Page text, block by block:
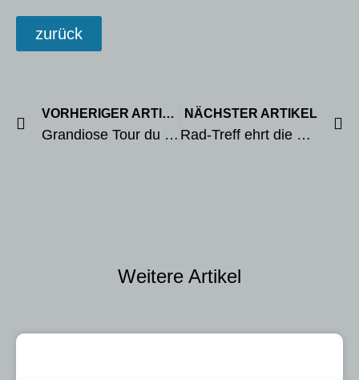
zurück
VORHERIGER ARTIKEL
Grandiose Tour du Mont Blanc, 14.-21.07.2019
NÄCHSTER ARTIKEL
Rad-Treff ehrt die Vereinsmeister 2019
Weitere Artikel